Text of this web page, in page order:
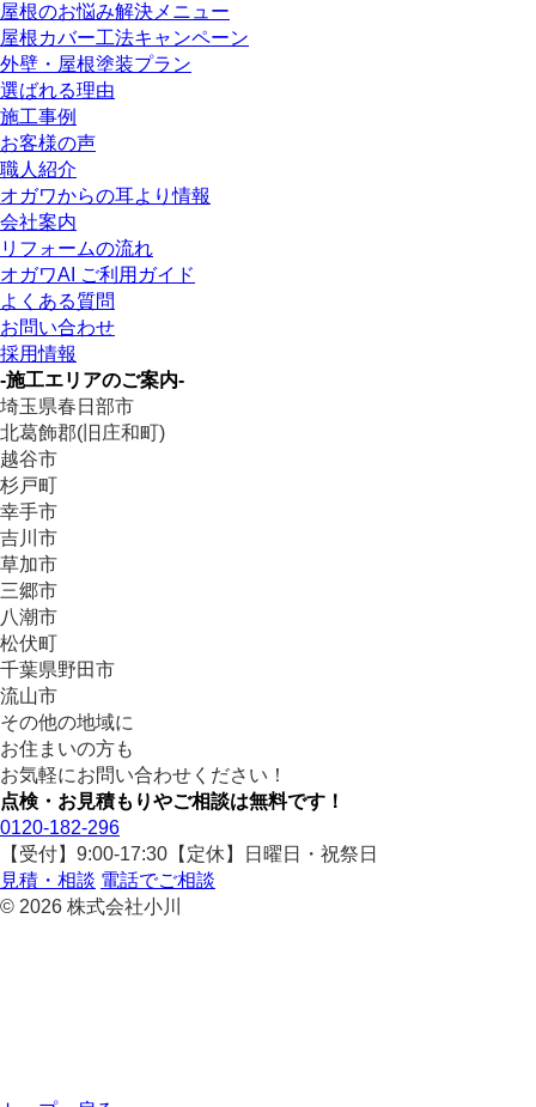
屋根のお悩み解決メニュー
屋根カバー工法キャンペーン
外壁・屋根塗装プラン
選ばれる理由
施工事例
お客様の声
職人紹介
オガワからの耳より情報
会社案内
リフォームの流れ
オガワAI ご利用ガイド
よくある質問
お問い合わせ
採用情報
-施工エリアのご案内-
埼玉県春日部市
北葛飾郡(旧庄和町)
越谷市
杉戸町
幸手市
吉川市
草加市
三郷市
八潮市
松伏町
千葉県野田市
流山市
その他の地域に
お住まいの方も
お気軽にお問い合わせください！
点検・お見積もりやご相談は無料です！
0120-182-296
【受付】9:00-17:30【定休】日曜日・祝祭日
見積・相談 電話でご相談
© 2026 株式会社小川